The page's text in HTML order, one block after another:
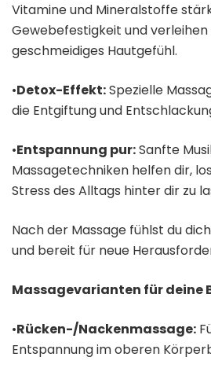
Vitamine und Mineralstoffe
Gewebefestigkeit und verleihen
geschmeidiges Hautgefühl.
•Detox-Effekt:Spezielle
die Entgiftung und
•Entspannung pur:Sanfte
Massagetechniken helfen dir,
Stress des Alltags hinter dir zu
Nach der Massage fühlst du
und bereit für neue
Massagevarianten für deine
•Rücken-/Nackenmassage:
Entspannung im oberen